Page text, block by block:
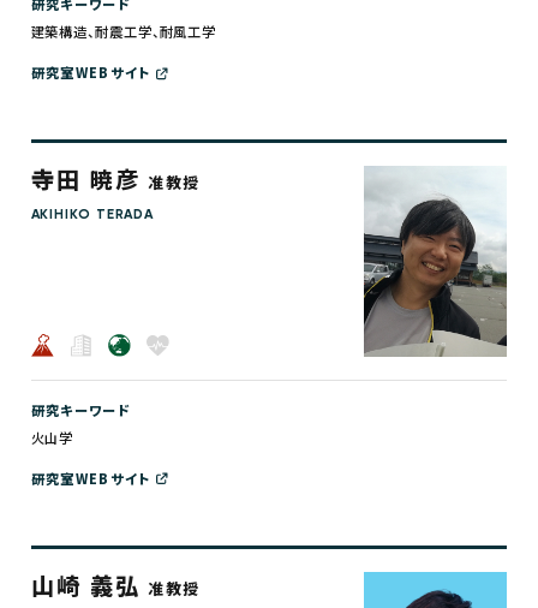
建築構造、耐震工学、耐風工学
研究室WEBサイト
寺田 暁彦准教授
AKIHIKO TERADA
研究キーワード
火山学
研究室WEBサイト
山崎 義弘准教授